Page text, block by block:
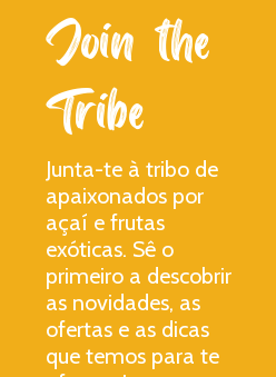
Join the
Tribe​
Junta-te à tribo de
apaixonados por
açaí e frutas
exóticas. Sê o
primeiro a descobrir
as novidades, as
ofertas e as dicas
que temos para te